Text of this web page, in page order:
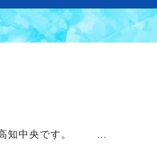
知中央です。 …